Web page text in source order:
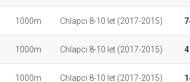
1000m Chlapci 8-10 let (2017-2015)
1000m Chlapci 8-10 let (2017-2015) 4
1000m Chlapci 8-10 let (2017-2015)